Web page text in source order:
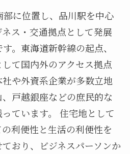
に位置し、品川駅を中心
ス・交通拠点として発展
。東海道新幹線の起点、
て国内外のアクセス拠点
や外資系企業が多数立地
戸越銀座などの庶民的な
ています。 住宅地として
利便性と生活の利便性を
おり、ビジネスパーソンか